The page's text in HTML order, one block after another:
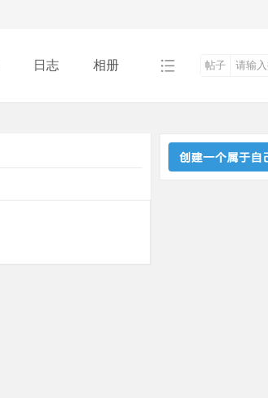
日志 相册 帖子